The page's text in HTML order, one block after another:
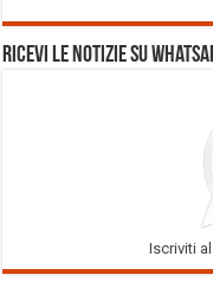
Ricevi le notizie su
Iscriviti